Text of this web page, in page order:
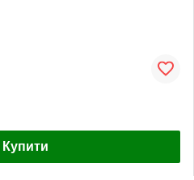
Купити